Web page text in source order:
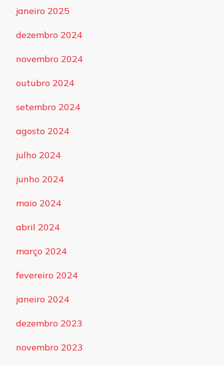
janeiro 2025
dezembro 2024
novembro 2024
outubro 2024
setembro 2024
agosto 2024
julho 2024
junho 2024
maio 2024
abril 2024
março 2024
fevereiro 2024
janeiro 2024
dezembro 2023
novembro 2023